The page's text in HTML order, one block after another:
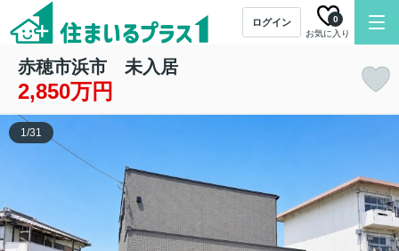
ログイン
お気に入り
0
赤穂市浜市 未入居
2,850万円
1/31